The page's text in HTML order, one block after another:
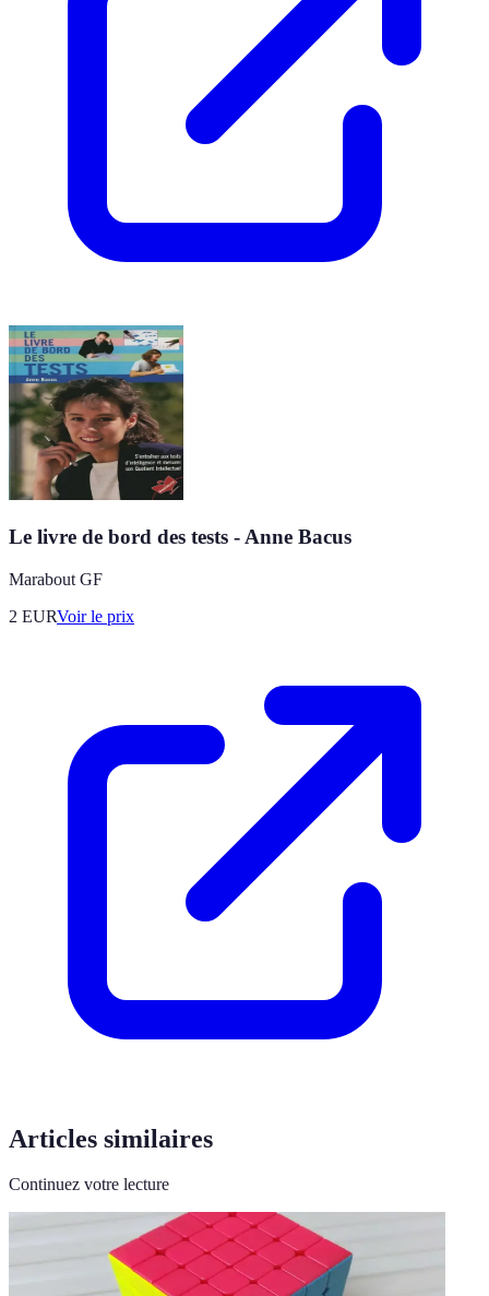
Le livre de bord des tests - Anne Bacus
Marabout GF
2 EURVoir le prix
Articles similaires
Continuez votre lecture